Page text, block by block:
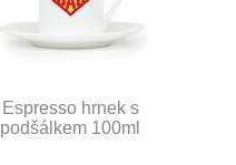
Espresso hrnek s
podšálkem 100ml